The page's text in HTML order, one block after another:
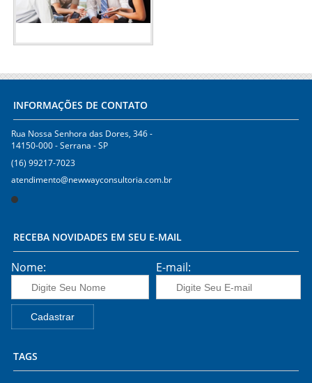
INFORMAÇÕES DE CONTATO
Rua Nossa Senhora das Dores, 346 -
14150-000-Serrana -SP
(16) 99217-7023
atendimento@newwayconsultoria.com.br
RECEBA NOVIDADES EM SEU E-MAIL
Nome: E-mail:
TAGS